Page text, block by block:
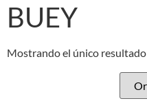
BUEY
Mostrando el único resultado